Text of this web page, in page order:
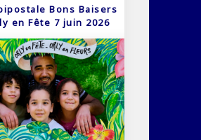
Bons Baisers
en Fête 7 juin 2026